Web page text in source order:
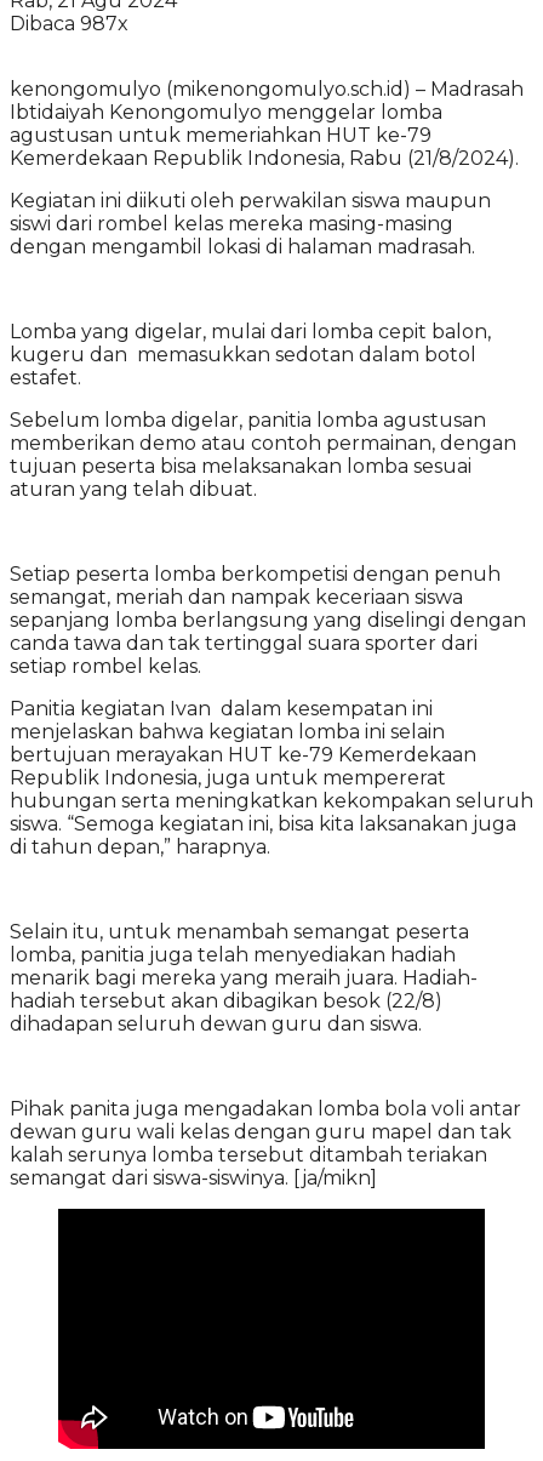
Dibaca 987x
kenongomulyo (mikenongomulyo.sch.id) – Madrasah
Ibtidaiyah Kenongomulyo menggelar lomba
agustusan untuk memeriahkan HUT ke-79
Kemerdekaan Republik Indonesia, Rabu (21/8/2024).
Kegiatan ini diikuti oleh perwakilan siswa maupun
siswi dari rombel kelas mereka masing-masing
dengan mengambil lokasi di halaman madrasah.
Lomba yang digelar, mulai dari lomba cepit balon,
kugeru dan memasukkan sedotan dalam botol
estafet.
Sebelum lomba digelar, panitia lomba agustusan
memberikan demo atau contoh permainan, dengan
tujuan peserta bisa melaksanakan lomba sesuai
aturan yang telah dibuat.
Setiap peserta lomba berkompetisi dengan penuh
semangat, meriah dan nampak keceriaan siswa
sepanjang lomba berlangsung yang diselingi dengan
canda tawa dan tak tertinggal suara sporter dari
setiap rombel kelas.
Panitia kegiatan Ivan dalam kesempatan ini
menjelaskan bahwa kegiatan lomba ini selain
bertujuan merayakan HUT ke-79 Kemerdekaan
Republik Indonesia, juga untuk mempererat
hubungan serta meningkatkan kekompakan seluruh
siswa. “Semoga kegiatan ini, bisa kita laksanakan juga
di tahun depan,” harapnya.
Selain itu, untuk menambah semangat peserta
lomba, panitia juga telah menyediakan hadiah
menarik bagi mereka yang meraih juara. Hadiah-
hadiah tersebut akan dibagikan besok (22/8)
dihadapan seluruh dewan guru dan siswa.
Pihak panita juga mengadakan lomba bola voli antar
dewan guru wali kelas dengan guru mapel dan tak
kalah serunya lomba tersebut ditambah teriakan
semangat dari siswa-siswinya. [ja/mikn]